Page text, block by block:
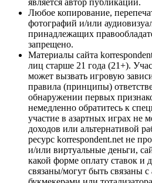
является автор публикации.
Любое копирование,
фотографий и/или
принадлежащих
запрещено.
Материалы сайта
лиц старше 21 года (21+).
может вызвать игровую
правила (принципы)
обнаружении первых
немедленно обратитесь к
участие в азартных играх не
доходов или альтернативой
ресурс korrespondent.net не
и/или виртуальные деньги,
какой форме оплату ставок и
связаны/могут быть связаны